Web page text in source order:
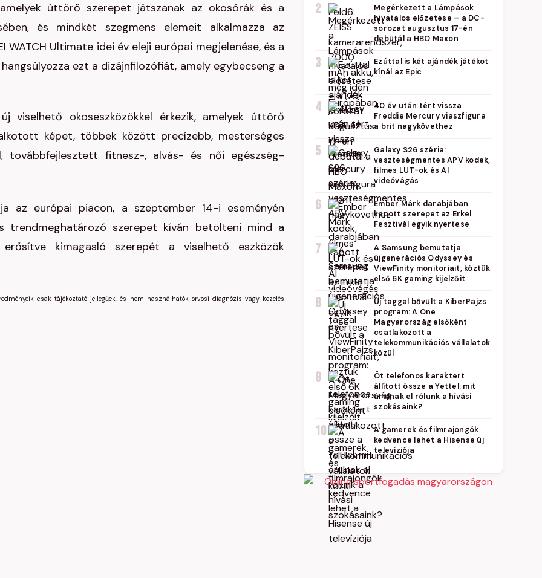
úttörő szerepet játszanak az okosórák és a
és mindkét szegmens elemeit alkalmazza az
Ultimate idei év eleji európai megjelenése, és a
ezt a dizájnfilozófiát, amely egybecseng a
viselhető okoseszközökkel érkezik, amelyek úttörő
képet, többek között precízebb, mesterséges
továbbfejlesztett fitnesz-, alvás- és női egészség-
az európai piacon, a szeptember 14-i eseményén
trendmeghatározó szerepet kíván betölteni mind a
kimagasló szerepét a viselhető eszközök
csak tájékoztató jellegűek, és nem használhatók orvosi diagnózis vagy kezelés
2
Megérkezett a Lámpások
hivatalos előzetese – a DC-
sorozat augusztus 17-én
debütál a HBO Maxon
3
Ezúttal is két ajándék játékot
kínál az Epic
4
40 év után tért vissza
Freddie Mercury viaszfigura
a brit nagykövethez
5
Galaxy S26 széria:
veszteségmentes APV kodek,
filmes LUT-ok és AI
videóvágás
6
Ember Márk darabjában
kapott szerepet az Erkel
Fesztivál egyik nyertese
7
A Samsung bemutatja
újgenerációs Odyssey és
ViewFinity monitoriait, köztük
első 6K gaming kijelzőit
8
Új taggal bővült a KiberPajzs
program: A One
Magyarország elsőként
csatlakozott a
telekommunikációs vállalatok
közül
9
Öt telefonos karaktert
állított össze a Yettel: mit
árulnak el rólunk a hívási
szokásaink?
10
A gamerek és filmrajongók
kedvence lehet a Hisense új
televíziója